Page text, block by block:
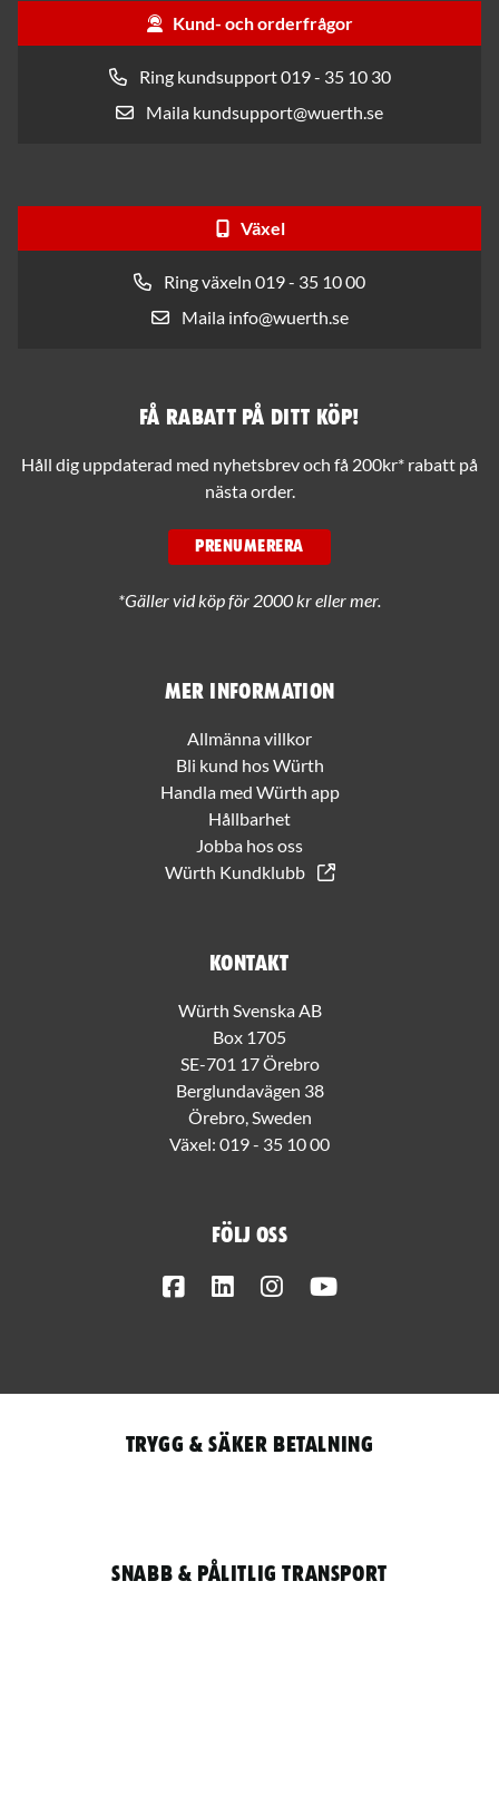
Kund- och orderfrågor
Ring kundsupport 019 - 35 10 30
Maila kundsupport@wuerth.se
Växel
Ring växeln 019 - 35 10 00
Maila info@wuerth.se
Mer information
Allmänna villkor
Bli kund hos Würth
Handla med Würth app
Hållbarhet
Jobba hos oss
Würth Kundklubb
Kontakt
Würth Svenska AB
Box 1705
SE-701 17 Örebro
Berglundavägen 38
Örebro, Sweden
Växel: 019 - 35 10 00
Följ oss
FacebookLinkedInInstagram
Få rabatt på ditt köp!
Håll dig uppdaterad med nyhetsbrev och få 200kr* rabatt på
nästa order.
PRENUMERERA
*Gäller vid köp för 2000 kr eller mer.
Trygg & säker betalning
Snabb & pålitlig transport